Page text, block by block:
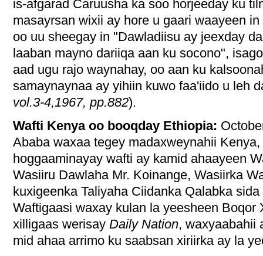
is-afgarad Caruusha ka soo horjeeday ku
masayrsan wixii ay hore u gaari waayeen
oo uu sheegay in "Dawladiisu ay jeexday
laaban mayno dariiqa aan ku socono",
aad ugu rajo waynahay, oo aan ku
samaynaynaa ay yihiin kuwo faa'iido u leh
vol.3-4,1967, pp.882).
Wafti Kenya oo booqday Ethiopia:
Ababa waxaa tegey madaxweynahii
hoggaaminayay wafti ay kamid ahaayeen
Wasiiru Dawlaha Mr. Koinange, Wasiirka
kuxigeenka Taliyaha Ciidanka Qalabka
Waftigaasi waxay kulan la yeesheen Boqor
xilligaas werisay Daily Nation, waxyaabahii
mid ahaa arrimo ku saabsan xiriirka ay la